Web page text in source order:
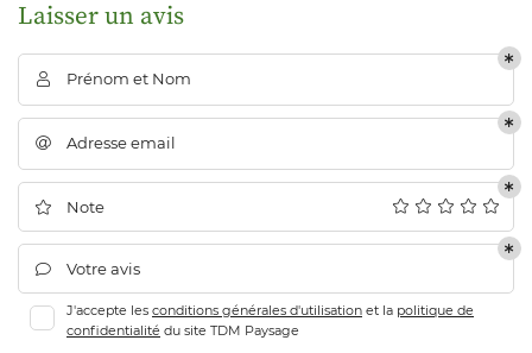
Laisser un avis
 Prénom et Nom
 Adresse email
 Note
 Votre avis
J'accepte les conditions générales d'utilisation et la politique de
confidentialité du site TDM Paysage